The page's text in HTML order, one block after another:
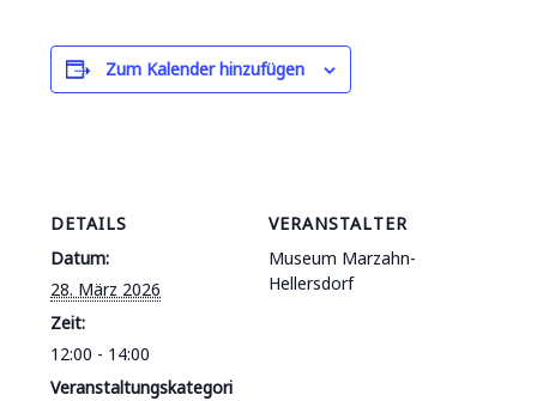
Zum Kalender hinzufügen
DETAILS
Datum:
28. März 2026
Zeit:
12:00 - 14:00
Veranstaltungskategori
VERANSTALTER
Museum Marzahn-
Hellersdorf